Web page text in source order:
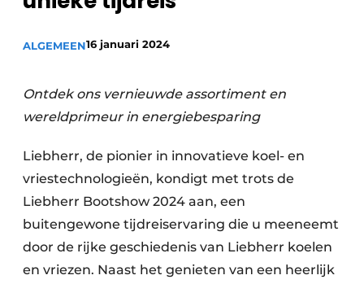
Privacy / Cookie statement
Vacature aanmelden
ALGEMEEN16 januari 2024
Ontdek ons vernieuwde assortiment en
wereldprimeur in energiebesparing
Liebherr, de pionier in innovatieve koel- en
vriestechnologieën, kondigt met trots de
Liebherr Bootshow 2024 aan, een
buitengewone tijdreiservaring die u meeneemt
door de rijke geschiedenis van Liebherr koelen
en vriezen. Naast het genieten van een heerlijk